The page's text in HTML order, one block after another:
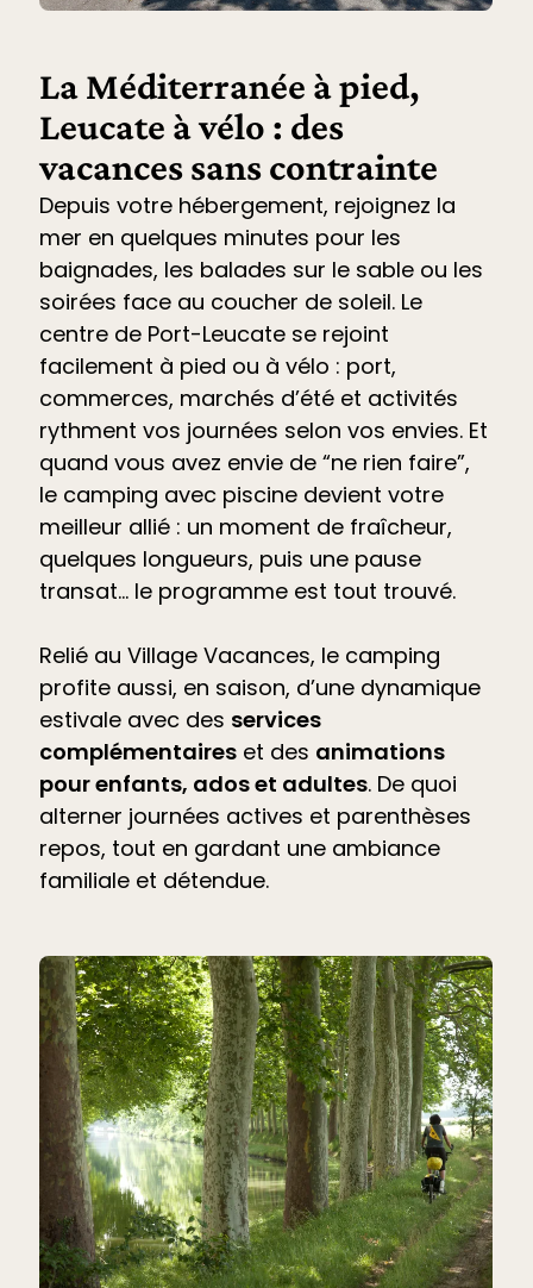
La Méditerranée à pied,
Leucate à vélo : des
vacances sans contrainte
Depuis votre hébergement, rejoignez la
mer en quelques minutes pour les
baignades, les balades sur le sable ou les
soirées face au coucher de soleil. Le
centre de Port-Leucate se rejoint
facilement à pied ou à vélo : port,
commerces, marchés d’été et activités
rythment vos journées selon vos envies. Et
quand vous avez envie de “ne rien faire”,
le camping avec piscine devient votre
meilleur allié : un moment de fraîcheur,
quelques longueurs, puis une pause
transat… le programme est tout trouvé.
Relié au Village Vacances, le camping
profite aussi, en saison, d’une dynamique
estivale avec des services
complémentaires et des animations
pour enfants, ados et adultes. De quoi
alterner journées actives et parenthèses
repos, tout en gardant une ambiance
familiale et détendue.